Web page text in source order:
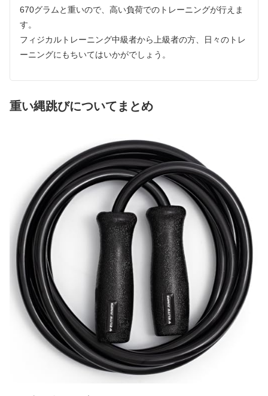
670グラムと重いので、高い負荷でのトレーニングが行えま
す。
フィジカルトレーニング中級者から上級者の方、日々のトレ
ーニングにもちいてはいかがでしょう。
重い縄跳びについてまとめ